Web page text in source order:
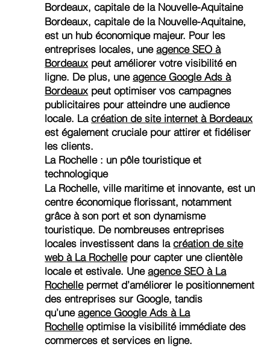
Bordeaux, capitale de la Nouvelle-Aquitaine
Bordeaux, capitale de la Nouvelle-Aquitaine,
est un hub économique majeur. Pour les
entreprises locales, uneagence SEO à
Bordeaux peut améliorer votre visibilité en
ligne. De plus, uneagence Google Ads à
Bordeaux peut optimiser vos campagnes
publicitaires pour atteindre une audience
locale. Lacréation de site internet à Bordeaux
est également cruciale pour attirer et fidéliser
les clients.
La Rochelle : un pôle touristique et
technologique
La Rochelle, ville maritime et innovante, est un
centre économique florissant, notamment
grâce à son port et son dynamisme
touristique. De nombreuses entreprises
locales investissent dans lacréation de site
web à La Rochellepour capter une clientèle
locale et estivale. Uneagence SEO à La
Rochellepermet d’améliorer le positionnement
des entreprises sur Google, tandis
qu’uneagence Google Ads à La
Rochelleoptimise la visibilité immédiate des
commerces et services en ligne.